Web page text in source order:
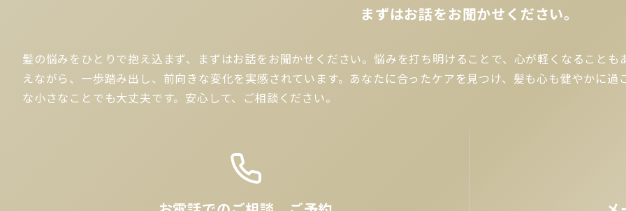
まずはお話をお聞かせください。
髪の悩みをひとりで抱え込まず、まずはお話をお聞かせください。悩みを打ち明けることで、心が軽くなること
えながら、一歩踏み出し、前向きな変化を実感されています。あなたに合ったケアを見つけ、髪も心も健やかに
な小さなことでも大丈夫です。安心して、ご相談ください。